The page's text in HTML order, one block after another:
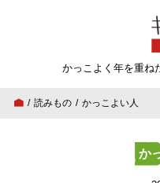
かっこよく年を重ね
読みもの かっこよい人
か